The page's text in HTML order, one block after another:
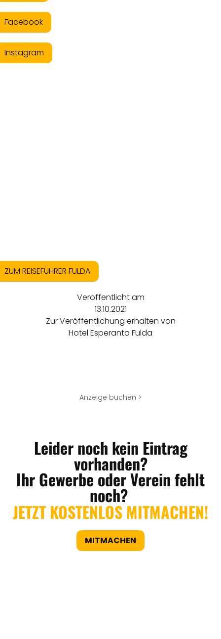
Facebook
Instagram
ZUM REISEFÜHRER FULDA
Veröffentlicht am
13.10.2021
Zur Veröffentlichung erhalten von
Hotel Esperanto Fulda
Anzeige buchen >
Leider noch kein Eintrag
vorhanden?
Ihr Gewerbe oder Verein fehlt
noch?
JETZT KOSTENLOS MITMACHEN!
MITMACHEN